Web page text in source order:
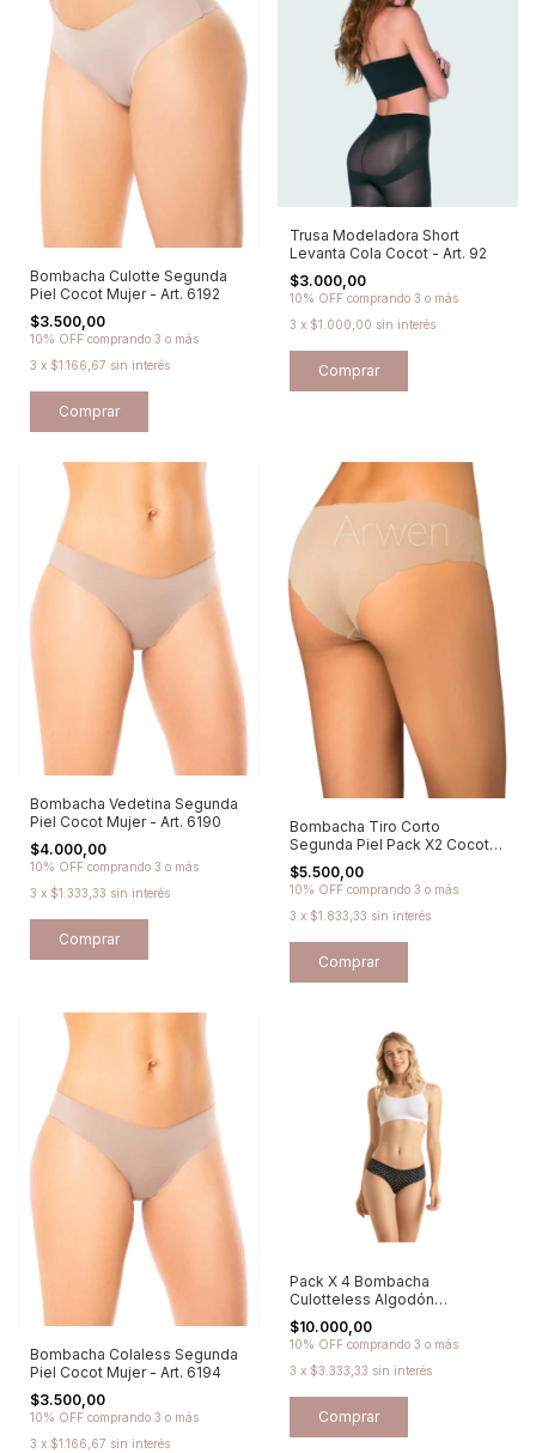
Bombacha Culotte Segunda
Piel Cocot Mujer - Art. 6192
$3.500,00
10% OFF comprando 3 o más
3 x $1.166,67 sin interés
Comprar
Trusa Modeladora Short
Levanta Cola Cocot - Art. 92
$3.000,00
10% OFF comprando 3 o más
3 x $1.000,00 sin interés
Comprar
Bombacha Vedetina Segunda
Piel Cocot Mujer - Art. 6190
$4.000,00
10% OFF comprando 3 o más
3 x $1.333,33 sin interés
Comprar
Bombacha Tiro Corto
Segunda Piel Pack X2 Cocot
Mujer - 6191
$5.500,00
10% OFF comprando 3 o más
3 x $1.833,33 sin interés
Comprar
Bombacha Colaless Segunda
Piel Cocot Mujer - Art. 6194
$3.500,00
10% OFF comprando 3 o más
3 x $1.166,67 sin interés
Pack X 4 Bombacha
Culotteless Algodón
Promesse - Art. 76368
$10.000,00
10% OFF comprando 3 o más
3 x $3.333,33 sin interés
Comprar